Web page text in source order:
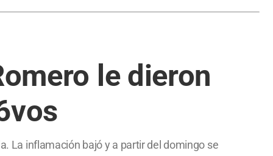
le dieron
La inflamación bajó y a partir del domingo se